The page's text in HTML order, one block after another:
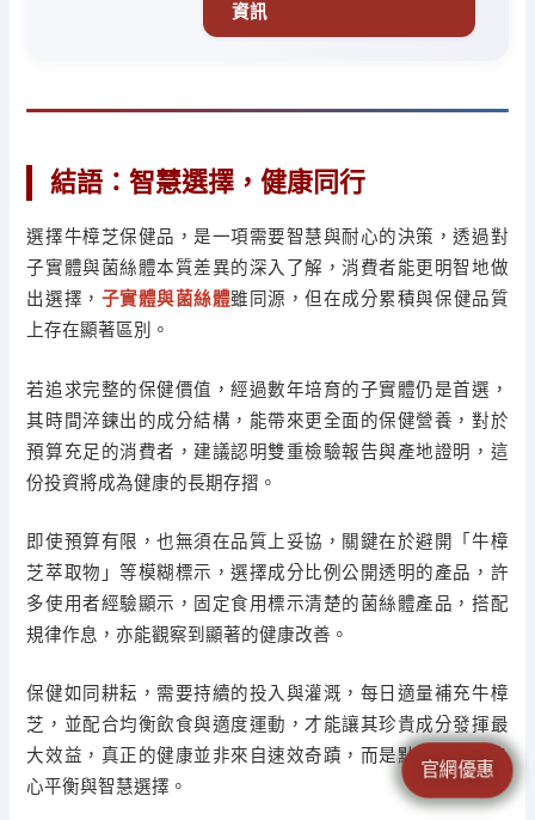
資訊
結語：智慧選擇，健康同行
選擇牛樟芝保健品，是一項需要智慧與耐心的決策，透過對
子實體與菌絲體本質差異的深入了解，消費者能更明智地做
出選擇， 子實體與菌絲體雖同源，但在成分累積與保健品質
上存在顯著區別。
若追求完整的保健價值，經過數年培育的子實體仍是首選，
其時間淬鍊出的成分結構，能帶來更全面的保健營養，對於
預算充足的消費者，建議認明雙重檢驗報告與產地證明，這
份投資將成為健康的長期存摺。
即使預算有限，也無須在品質上妥協，關鍵在於避開「牛樟
芝萃取物」等模糊標示，選擇成分比例公開透明的產品，許
多使用者經驗顯示，固定食用標示清楚的菌絲體產品，搭配
規律作息，亦能觀察到顯著的健康改善。
保健如同耕耘，需要持續的投入與灌溉，每日適量補充牛樟
芝，並配合均衡飲食與適度運動，才能讓其珍貴成分發揮最
大效益，真正的健康並非來自速效奇蹟，而是點滴累積的身
心平衡與智慧選擇。
官網優惠